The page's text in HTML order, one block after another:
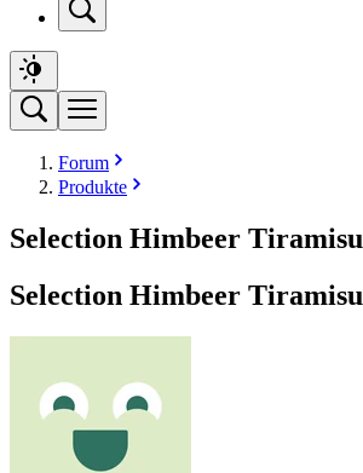
Forum
Produkte
Selection Himbeer Tiramisu
Selection Himbeer Tiramisu